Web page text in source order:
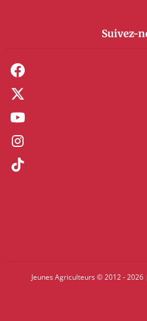
Suivez-
Jeunes Agriculteurs © 2012 - 2026